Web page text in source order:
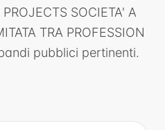
PROJECTS SOCIETA' A
TRA PROFESSION
pubblici pertinenti.